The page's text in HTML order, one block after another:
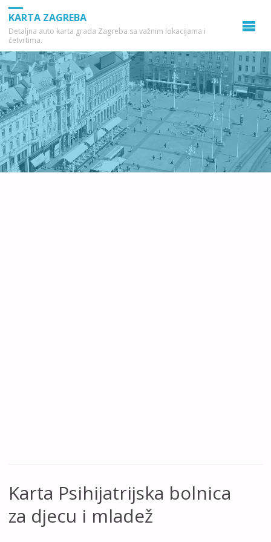
KARTA ZAGREBA
Detaljna auto karta grada Zagreba sa važnim lokacijama i
četvrtima.
Karta Psihijatrijska bolnica
za djecu i mladež